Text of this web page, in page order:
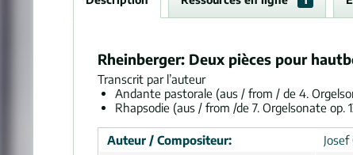
Rheinberger: Deux pièces pour
Transcrit par l’auteur
Andante pastorale (aus / from / de 4.
Rhapsodie (aus / from /de 7. Orgelsonate op.
Auteur / Compositeur: